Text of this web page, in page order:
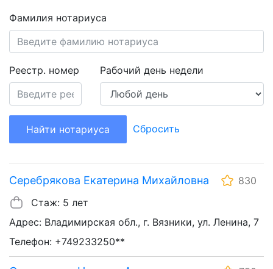
Фамилия нотариуса
Реестр. номер Рабочий день недели
Найти нотариуса Сбросить
Серебрякова Екатерина Михайловна
830
Стаж: 5 лет
Адрес: Владимирская обл., г. Вязники, ул. Ленина, 7
Телефон: +749233250**